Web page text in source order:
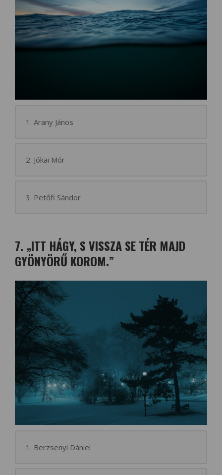
1. Arany János
2. Jókai Mór
3. Petőfi Sándor
7. „ITT HÁGY, S VISSZA SE TÉR MAJD
GYÖNYÖRŰ KOROM.”
1. Berzsenyi Dániel